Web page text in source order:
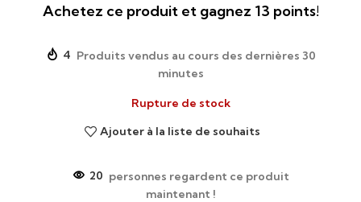
Achetez ce produit et gagnez 13 points!
4 Produits vendus au cours des dernières 30
minutes
Rupture de stock
Ajouter à la liste de souhaits
20 personnes regardent ce produit
maintenant !